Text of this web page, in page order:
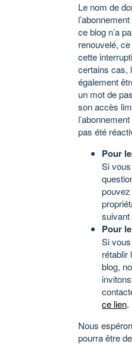
Le nom de
ce blog n’a
renouvelé,
cette
certains cas,
également
un mot de
son accès
pas été
Pour
Si
suivant
Pour
Si
rétablir
blog,
ce lien.
Nous
pourra être